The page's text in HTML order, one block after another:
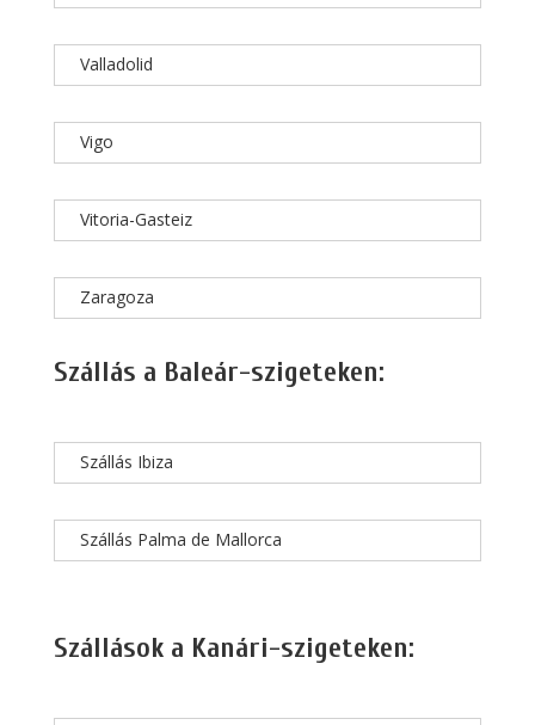
Valladolid
Vigo
Vitoria-Gasteiz
Zaragoza
Szállás a Baleár-szigeteken:
Szállás Ibiza
Szállás Palma de Mallorca
Szállások a Kanári-szigeteken: